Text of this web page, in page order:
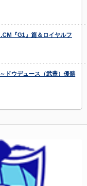
『G1』篇＆ロイヤルフ
ドウデュース（武豊）優勝